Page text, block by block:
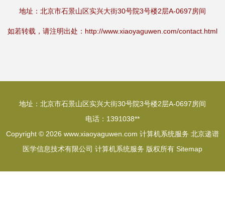
地址：北京市石景山区实兴大街30号院3号楼2层A-0697房间
如若转载，请注明出处：http://www.xiaoyaguwen.com/contact.html
地址：北京市石景山区实兴大街30号院3号楼2层A-0697房间
电话：1391038**
Copyright © 2026 www.xiaoyaguwen.com 计算机系统服务 北京递谱
医学信息技术有限公司 计算机系统服务 版权所有 Sitemap